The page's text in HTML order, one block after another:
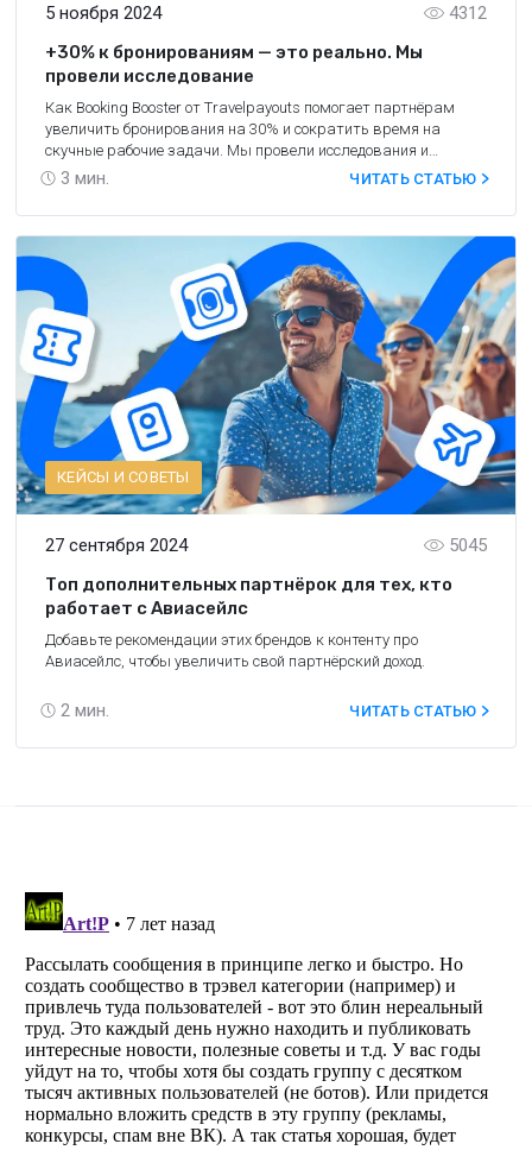
5 ноября 2024
3 мин.
4312
+30% к бронированиям — это реально. Мы
провели исследование
Как Booking Booster от Travelpayouts помогает партнёрам
увеличить бронирования на 30% и сократить время на
скучные рабочие задачи. Мы провели исследования и
делимся их результатами.
ЧИТАТЬ СТАТЬЮ
КЕЙСЫ И СОВЕТЫ
27 сентября 2024
2 мин.
5045
Топ дополнительных партнёрок для тех, кто
работает с Авиасейлс
Добавьте рекомендации этих брендов к контенту про
Авиасейлс, чтобы увеличить свой партнёрский доход.
ЧИТАТЬ СТАТЬЮ